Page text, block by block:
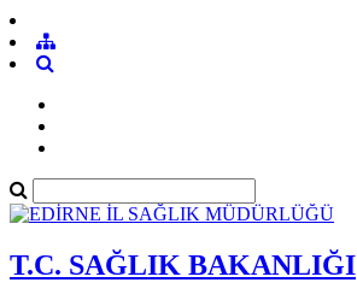
T.C. SAĞLIK BAKANLIĞI